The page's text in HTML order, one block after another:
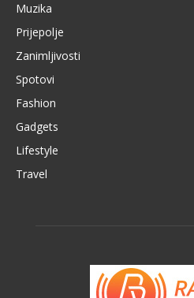
Muzika
Prijepolje
Zanimljivosti
Spotovi
Fashion
Gadgets
Lifestyle
Travel